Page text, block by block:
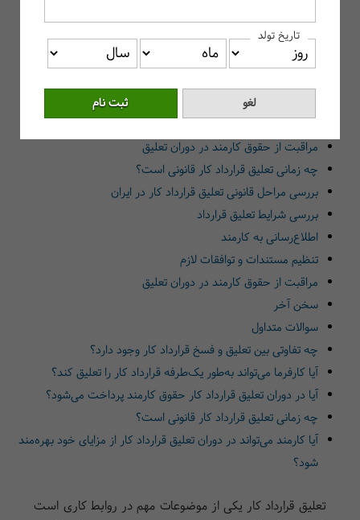
حقوق و مزایای کارمند در دوران تعلیق قرارداد
چطور از تعلیق قرارداد کار جلوگیری کنیم؟
اطلاع‌رسانی به کارمند
مراقبت از حقوق کارمند در دوران تعلیق
چه زمانی تعلیق قرارداد کار قانونی است؟
بررسی مراحل قانونی تعلیق قرارداد کار در ایران
بررسی شرایط تعلیق قرارداد
اطلاع‌رسانی به کارمند
تنظیم مستندات و توافقات لازم
مراقبت از حقوق کارمند در دوران تعلیق
سخن آخر
سوالات متداول
چه تفاوتی بین تعلیق و فسخ قرارداد کار وجود دارد؟
آیا کارفرما می‌تواند به‌طور یک‌طرفه قرارداد کار را تعلیق کند؟
آیا در دوران تعلیق قرارداد کار حقوق کارمند پرداخت می‌شود؟
چه زمانی تعلیق قرارداد کار قانونی است؟
آیا کارمند می‌تواند در دوران تعلیق قرارداد کار از مزایای خود بهره‌مند
شود؟
تعلیق قرارداد کار یکی از موضوعات مهم در روابط کاری است
تاریخ تولد